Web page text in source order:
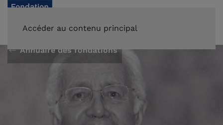
Accéder au contenu principal
Annuaire des fondations